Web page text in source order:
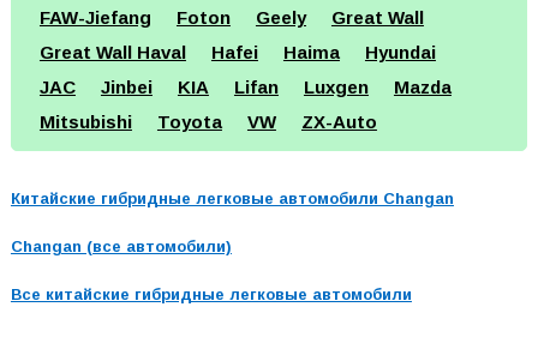
FAW-Jiefang
Foton Geely
Great Wall
Great Wall Haval
Hafei Haima
Hyundai
JAC
Jinbei KIA Lifan Luxgen
Mazda
Mitsubishi
Toyota VW ZX-Auto
Китайские гибридные легковые автомобили Changan
Changan (все автомобили)
Все китайские гибридные легковые автомобили